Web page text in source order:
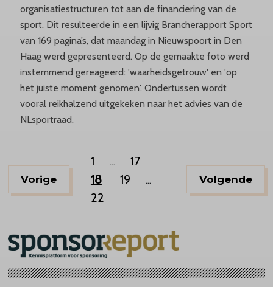
organisatiestructuren tot aan de financiering van de
sport. Dit resulteerde in een lijvig Brancherapport Sport
van 169 pagina’s, dat maandag in Nieuwspoort in Den
Haag werd gepresenteerd. Op de gemaakte foto werd
instemmend gereageerd: 'waarheidsgetrouw' en 'op
het juiste moment genomen'. Ondertussen wordt
vooral reikhalzend uitgekeken naar het advies van de
NLsportraad.
Vorige
1 ...
17
18
19 ...
22
Volgende